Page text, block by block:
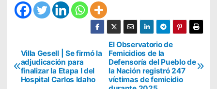
N
a
El Observatorio de
Femicidios de la
Defensoría del Pueblo de
la Nación registró 247
víctimas de femicidio
Villa Gesell | Se firmó la
adjudicación para
finalizar la Etapa I del
Hospital Carlos Idaho